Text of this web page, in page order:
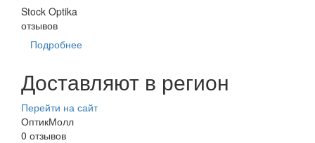
Stock Optika
отзывов
Подробнее
Доставляют в регион
Перейти на сайт
ОптикМолл
0 отзывов